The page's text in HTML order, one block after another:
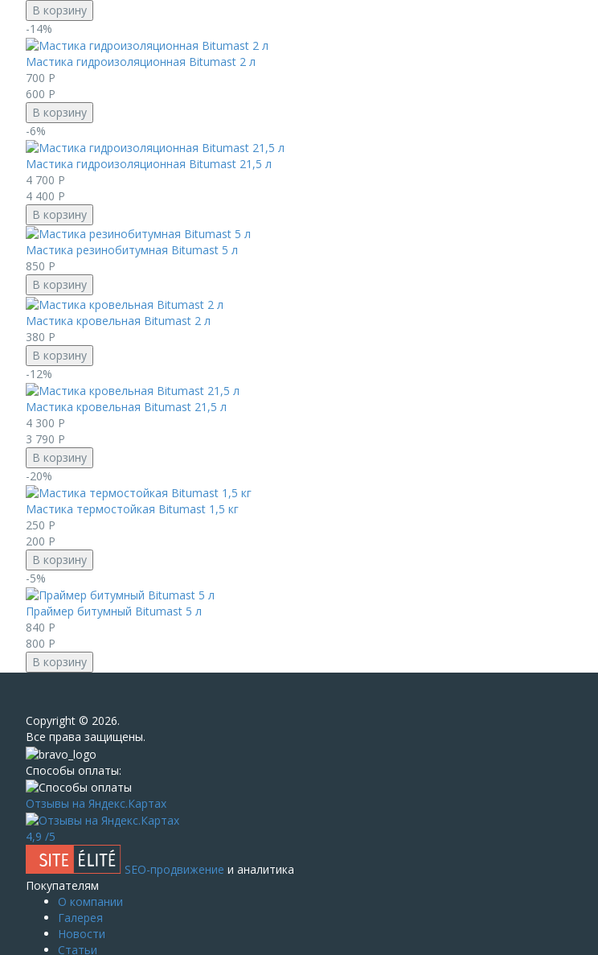
В корзину
-14%
Мастика гидроизоляционная Bitumast 2 л
700 Р
600 Р
В корзину
-6%
Мастика гидроизоляционная Bitumast 21,5 л
4 700 Р
4 400 Р
В корзину
Мастика резинобитумная Bitumast 5 л
850 Р
В корзину
Мастика кровельная Bitumast 2 л
380 Р
В корзину
-12%
Мастика кровельная Bitumast 21,5 л
4 300 Р
3 790 Р
В корзину
-20%
Мастика термостойкая Bitumast 1,5 кг
250 Р
200 Р
В корзину
-5%
Праймер битумный Bitumast 5 л
840 Р
800 Р
В корзину
Сopyright © 2026.
Все права защищены.
Способы оплаты:
Отзывы на Яндекс.Картах
4,9 /5
SEO-продвижение и аналитика
Покупателям
О компании
Галерея
Новости
Статьи